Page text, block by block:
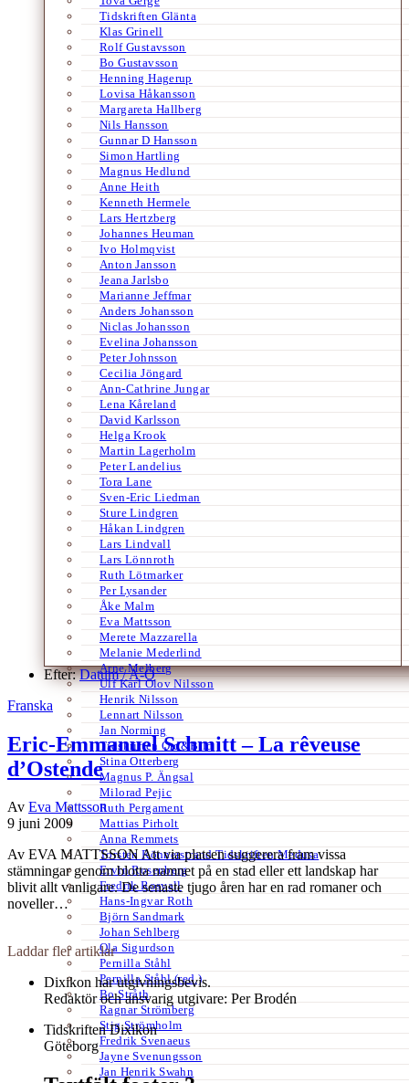
Tidskriften Glänta
Klas Grinell
Rolf Gustavsson
Bo Gustavsson
Henning Hagerup
Lovisa Håkansson
Margareta Hallberg
Nils Hansson
Gunnar D Hansson
Simon Hartling
Magnus Hedlund
Anne Heith
Kenneth Hermele
Lars Hertzberg
Johannes Heuman
Ivo Holmqvist
Anton Jansson
Jeana Jarlsbo
Marianne Jeffmar
Anders Johansson
Niclas Johansson
Evelina Johansson
Peter Johnsson
Cecilia Jöngard
Ann-Cathrine Jungar
Lena Kåreland
David Karlsson
Helga Krook
Martin Lagerholm
Peter Landelius
Tora Lane
Sven-Eric Liedman
Sture Lindgren
Håkan Lindgren
Lars Lindvall
Lars Lönnroth
Ruth Lötmarker
Per Lysander
Åke Malm
Eva Mattsson
Merete Mazzarella
Melanie Mederlind
Arne Melberg
Ulf Karl Olov Nilsson
Henrik Nilsson
Lennart Nilsson
Jan Norming
Tidskriften Ord&Bild
Stina Otterberg
Magnus P. Ängsal
Milorad Pejic
Ruth Pergament
Mattias Pirholt
Anna Remmets
Torsten Rönnerstrand Tidskriften Medusa
Ervin Rosenberg
Fredrik Rosvall
Hans-Ingvar Roth
Björn Sandmark
Johan Sehlberg
Ola Sigurdson
Pernilla Ståhl
Pernilla Ståhl (red.)
Bo Stråth
Ragnar Strömberg
Stig Strömholm
Fredrik Svenaeus
Jayne Svenungsson
Jan Henrik Swahn
Efter:Datum /A-Ö
Franska
Eric-Emmanuel Schmitt – La rêveuse
d’Ostende
Av Eva Mattsson
9 juni 2009
Av EVA MATTSSON Att via platsen suggerera fram vissa
stämningar genom blotta namnet på en stad eller ett landskap har
blivit allt vanligare. De senaste tjugo åren har en rad romaner och
noveller…
Laddar fler artiklar
Dixikon har utgivningsbevis.
Redaktör och ansvarig utgivare: Per Brodén
Tidskriften Dixikon
Göteborg